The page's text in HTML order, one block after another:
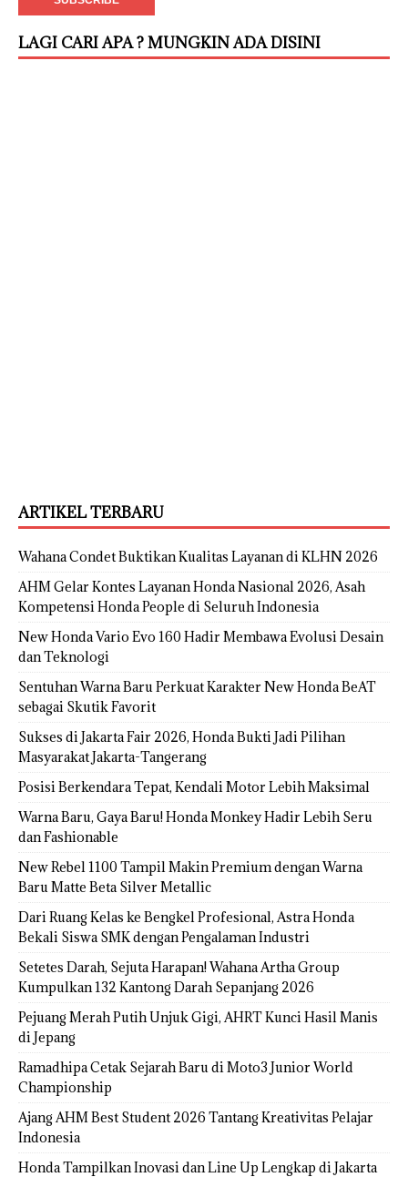
LAGI CARI APA ? MUNGKIN ADA DISINI
ARTIKEL TERBARU
Wahana Condet Buktikan Kualitas Layanan di KLHN 2026
AHM Gelar Kontes Layanan Honda Nasional 2026, Asah
Kompetensi Honda People di Seluruh Indonesia
New Honda Vario Evo 160 Hadir Membawa Evolusi Desain
dan Teknologi
Sentuhan Warna Baru Perkuat Karakter New Honda BeAT
sebagai Skutik Favorit
Sukses di Jakarta Fair 2026, Honda Bukti Jadi Pilihan
Masyarakat Jakarta-Tangerang
Posisi Berkendara Tepat, Kendali Motor Lebih Maksimal
Warna Baru, Gaya Baru! Honda Monkey Hadir Lebih Seru
dan Fashionable
New Rebel 1100 Tampil Makin Premium dengan Warna
Baru Matte Beta Silver Metallic
Dari Ruang Kelas ke Bengkel Profesional, Astra Honda
Bekali Siswa SMK dengan Pengalaman Industri
Setetes Darah, Sejuta Harapan! Wahana Artha Group
Kumpulkan 132 Kantong Darah Sepanjang 2026
Pejuang Merah Putih Unjuk Gigi, AHRT Kunci Hasil Manis
di Jepang
Ramadhipa Cetak Sejarah Baru di Moto3 Junior World
Championship
Ajang AHM Best Student 2026 Tantang Kreativitas Pelajar
Indonesia
Honda Tampilkan Inovasi dan Line Up Lengkap di Jakarta